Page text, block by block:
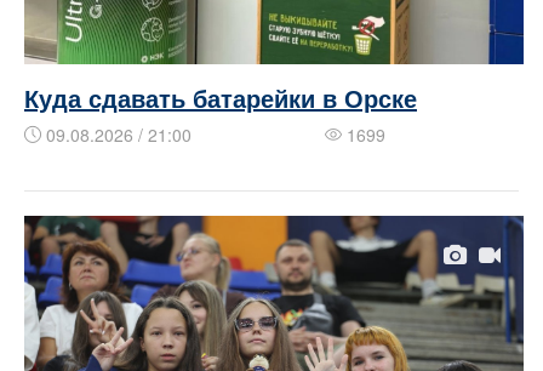
Куда сдавать батарейки в Орске
09.08.2026 / 21:00 1699